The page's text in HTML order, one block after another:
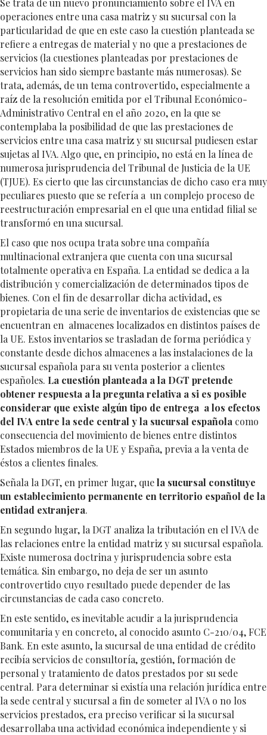
Se trata de un nuevo pronunciamiento sobre el IVA en
operaciones entre una casa matriz y su sucursal con la
particularidad de que en este caso la cuestión planteada se
refiere a entregas de material y no que a prestaciones de
servicios (la cuestiones planteadas por prestaciones de
servicios han sido siempre bastante más numerosas). Se
trata, además, de un tema controvertido, especialmente a
raíz de la resolución emitida por el Tribunal Económico-
Administrativo Central en el año 2020, en la que se
contemplaba la posibilidad de que las prestaciones de
servicios entre una casa matriz y su sucursal pudiesen estar
sujetas al IVA. Algo que, en principio, no está en la línea de
numerosa jurisprudencia del Tribunal de Justicia de la UE
(TJUE). Es cierto que las circunstancias de dicho caso era muy
peculiares puesto que se refería a un complejo proceso de
reestructuración empresarial en el que una entidad filial se
transformó en una sucursal.
El caso que nos ocupa trata sobre una compañía
multinacional extranjera que cuenta con una sucursal
totalmente operativa en España. La entidad se dedica a la
distribución y comercialización de determinados tipos de
bienes. Con el fin de desarrollar dicha actividad, es
propietaria de una serie de inventarios de existencias que se
encuentran en almacenes localizados en distintos países de
la UE. Estos inventarios se trasladan de forma periódica y
constante desde dichos almacenes a las instalaciones de la
sucursal española para su venta posterior a clientes
españoles. La cuestión planteada a la DGT pretende
obtener respuesta a la pregunta relativa a si es posible
considerar que existe algún tipo de entrega a los efectos
del IVA entre la sede central y la sucursal española como
consecuencia del movimiento de bienes entre distintos
Estados miembros de la UE y España, previa a la venta de
éstos a clientes finales.
Señala la DGT, en primer lugar, quela sucursal constituye
un establecimiento permanente en territorio español de la
entidad extranjera.
En segundo lugar, la DGT analiza la tributación en el IVA de
las relaciones entre la entidad matriz y su sucursal española.
Existe numerosa doctrina y jurisprudencia sobre esta
temática. Sin embargo, no deja de ser un asunto
controvertido cuyo resultado puede depender de las
circunstancias de cada caso concreto.
En este sentido, es inevitable acudir a la jurisprudencia
comunitaria y en concreto, al conocido asunto C-210/04, FCE
Bank. En este asunto, la sucursal de una entidad de crédito
recibía servicios de consultoría, gestión, formación de
personal y tratamiento de datos prestados por su sede
central. Para determinar si existía una relación jurídica entre
la sede central y sucursal a fin de someter al IVA o no los
servicios prestados, era preciso verificar si la sucursal
desarrollaba una actividad económica independiente y si